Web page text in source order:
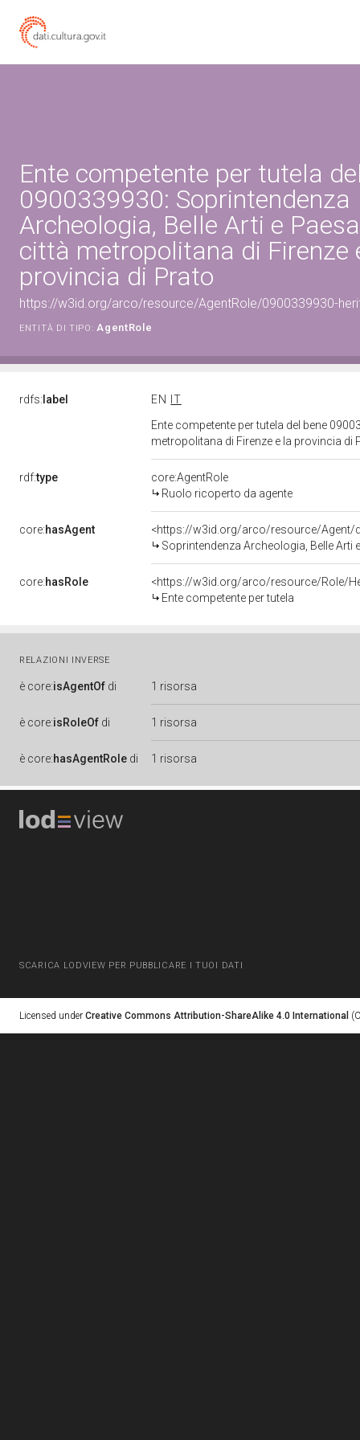
Ente competente per tutela
0900339930: Soprintendenza
Archeologia, Belle Arti e
città metropolitana di Firenze
provincia di Prato
https://w3id.org/arco/resource/AgentRole/0900339930-
ENTITÀ DI TIPO: AgentRole
rdfs: label EN
IT
Ente competente per tutela del bene
metropolitana di Firenze e la provincia di
rdf:type
core:AgentRole
Ruolo ricoperto da agente
core:hasAgent
<https://w3id.org/arco/resource/Agent/
Soprintendenza Archeologia, Belle Arti
core:hasRole
<https://w3id.org/arco/resource/Role/
Ente competente per tutela
RELAZIONI INVERSE
è core:isAgentOf di 1 risorsa
è core:isRoleOf di 1 risorsa
è core:hasAgentRole di 1 risorsa
SCARICA LODVIEW PER PUBBLICARE I TUOI DATI
Licensed under Creative Commons Attribution-ShareAlike 4.0 International